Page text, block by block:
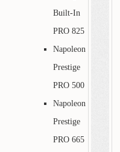
Built-In
PRO 825
Napoleon
Prestige
PRO 500
Napoleon
Prestige
PRO 665